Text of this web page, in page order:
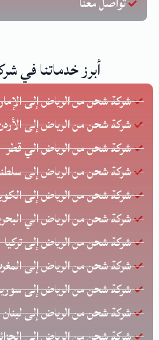
أبرز خدماتنا في
شركة شحن من الرياض إلى
شركة شحن من الرياض إلى
شركة شحن من الرياض الي قطر
شركة شحن من الرياض إلى
شركة شحن من الرياض إلى
شركة شحن من الرياض الي
شركة شحن من الرياض إلى تركيا
شركة شحن من الرياض إلى
شركة شحن من الرياض إلى
شركة شحن من الرياض إلى لبنان